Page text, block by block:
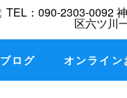
ブログ オンライン